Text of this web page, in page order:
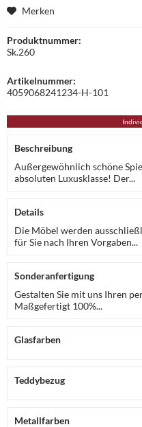
Merken
Produktnummer:
Sk.260
Artikelnummer:
4059068241234-H-101
Beschreibung
Außergewöhnlich schöne
absoluten Luxusklasse! Der...
Details
Die Möbel werden
für Sie nach Ihren Vorgaben...
Sonderanfertigung
Gestalten Sie mit uns Ihren
Maßgefertigt 100%...
Glasfarben
Teddybezug
Metallfarben